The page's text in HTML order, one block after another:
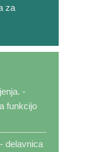
za
-
funkcijo
delavnica